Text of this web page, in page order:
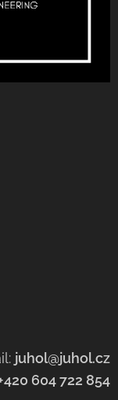
juhol@juhol.cz
604 722 854